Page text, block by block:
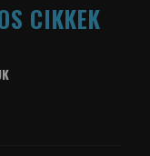
CIKKEK